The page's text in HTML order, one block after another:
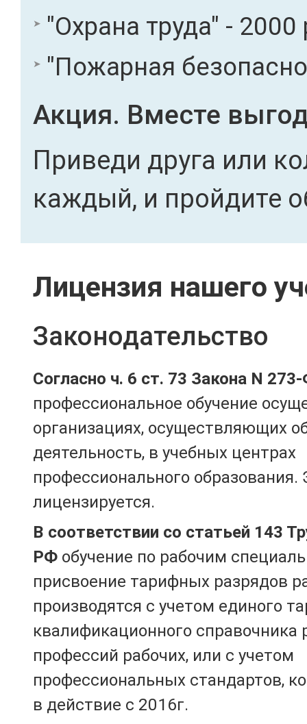
"Охрана труда" - 2000
"Пожарная
Акция. Вместе
Приведи друга или
каждый, и пройдите
Лицензия нашего
Законодательство
Согласно ч. 6 ст. 73 Закона N
профессиональное обучение
организациях, осуществляющих
деятельность, в учебных центрах
профессионального образования.
лицензируется.
В соответствии со статьей 143
РФ обучение по рабочим
присвоение тарифных разрядов
производятся с учетом единого
квалификационного справочника
профессий рабочих, или с учетом
профессиональных стандартов,
в действие с 2016г.